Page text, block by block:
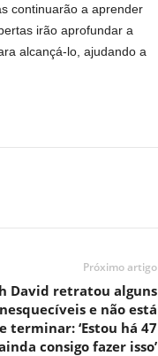
continuarão a aprender
irão aprofundar a
alcançá-lo, ajudando a
Próximo artigo
David retratou alguns
e não está
terminar: ‘Estou há 47
consigo fazer isso’